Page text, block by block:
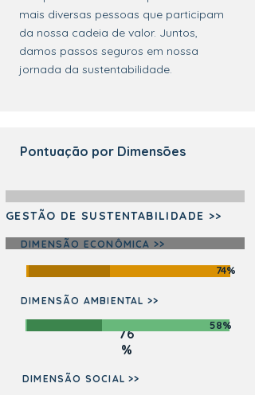
mais diversas pessoas que participam
da nossa cadeia de valor. Juntos,
damos passos seguros em nossa
jornada da sustentabilidade.
Pontuação por Dimensões
GESTÃO DE SUSTENTABILIDADE >>
76
%
DIMENSÃO ECONÔMICA >>
74%
DIMENSÃO AMBIENTAL >>
58%
DIMENSÃO SOCIAL >>